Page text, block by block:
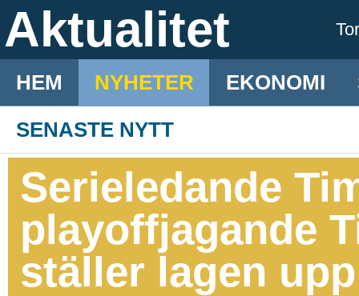
Aktualitet
HEM NYHETER EKONOMI
SENASTE NYTT
Serieledande
playoffjagande
ställer lagen